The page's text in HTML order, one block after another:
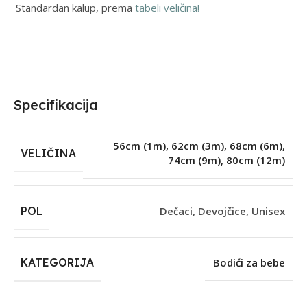
Standardan kalup, prema tabeli veličina!
Specifikacija
VELIČINA
56cm (1m), 62cm (3m), 68cm (6m),
74cm (9m), 80cm (12m)
POL Dečaci, Devojčice, Unisex
KATEGORIJA Bodići za bebe